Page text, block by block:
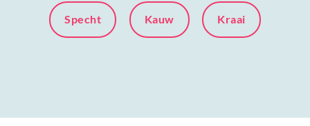
Specht Kauw Kraai